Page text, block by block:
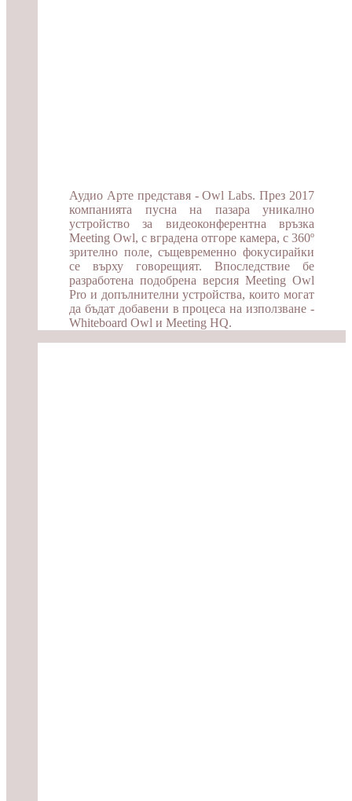
Аудио Арте представя - Owl Labs. През 2017
компанията пусна на пазара уникално
устройство за видеоконферентна връзка
Meeting Owl, с вградена отгоре камера, с 360º
зрително поле, същевременно фокусирайки
се върху говорещият. Впоследствие бе
разработена подобрена версия Meeting Owl
Pro и допълнителни устройства, които могат
да бъдат добавени в процеса на използване -
Whiteboard Owl и Meeting HQ.